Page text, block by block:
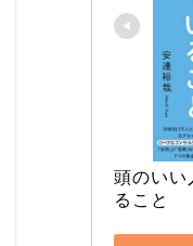
頭のいい
ること